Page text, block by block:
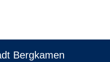
Bergkamen